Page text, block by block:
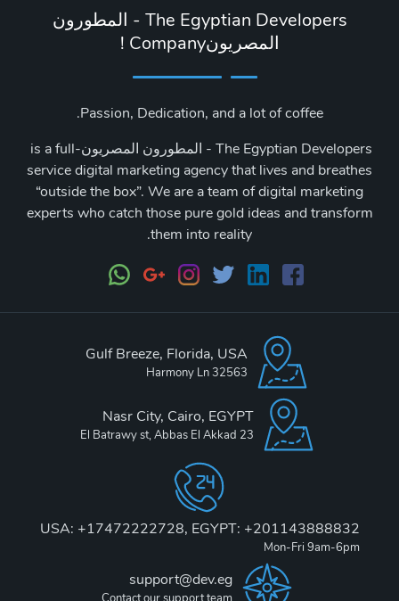
The Egyptian Developers - المطورون
المصريون‎ Company!
Passion, Dedication, and a lot of coffee.
The Egyptian Developers - المطورون المصريون‎ is a full-
service digital marketing agency that lives and breathes
“outside the box”. We are a team of digital marketing
experts who catch those pure gold ideas and transform
them into reality.
Gulf Breeze, Florida, USA
32563 Harmony Ln
Nasr City, Cairo, EGYPT
23 El Batrawy st, Abbas El Akkad
USA: +17472222728, EGYPT: +201143888832
Mon-Fri 9am-6pm
support@dev.eg